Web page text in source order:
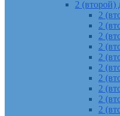
2 (второй)
2
2
2
2
2
2
2
2
2
2